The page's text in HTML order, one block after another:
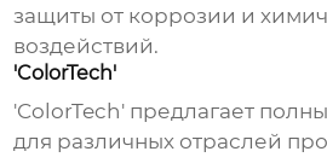
защиты от коррозии и
воздействий.
'ColorTech'
'ColorTech' предлагает
для различных отраслей